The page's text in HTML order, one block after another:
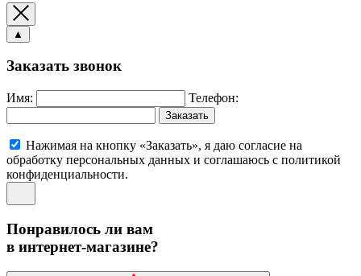
▲
Заказать звонок
Имя: Телефон:
Заказать
Нажимая на кнопку «Заказать», я даю согласие на
обработку персональных данных и соглашаюсь c политикой
конфиденциальности.
Понравилось ли вам
в интернет-магазине?